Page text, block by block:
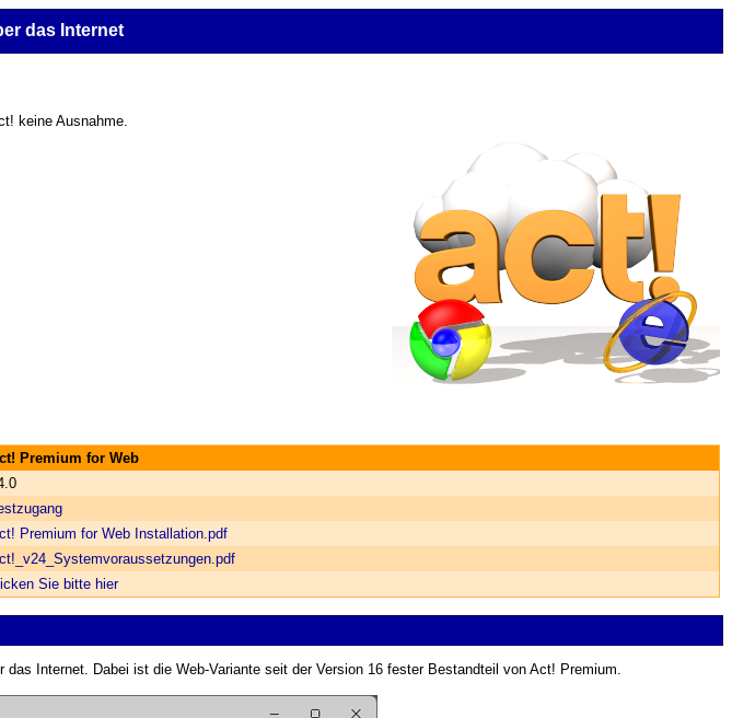
das Internet
keine Ausnahme.
Premium for Web
Premium for Web Installation.pdf
Sie bitte hier
Internet. Dabei ist die Web-Variante seit der Version 16 fester Bestandteil von Act! Premium.